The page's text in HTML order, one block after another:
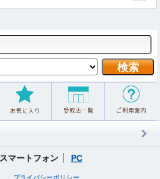
スマートフォン PC
プライバシーポリシー